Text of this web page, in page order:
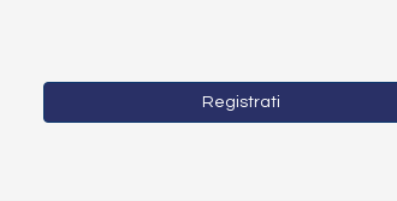
Registrati